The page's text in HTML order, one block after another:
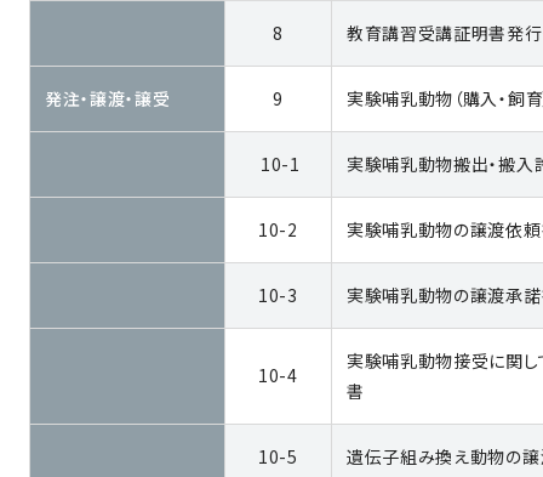
8 教育講習受講証明書発
発注・譲渡・譲受 9 実験哺乳動物（購入・飼
10-1 実験哺乳動物搬出・搬入
10-2 実験哺乳動物の譲渡依
10-3 実験哺乳動物の譲渡承
10-4
実験哺乳動物接受に関
書
10-5 遺伝子組み換え動物の